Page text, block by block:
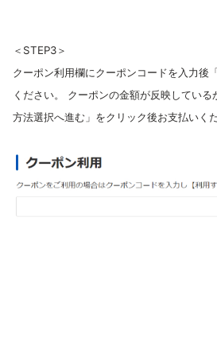
＜STEP3＞
クーポン利用欄にクーポンコードを入力後
ください。 クーポンの金額が反映してい
方法選択へ進む」をクリック後お支払いく